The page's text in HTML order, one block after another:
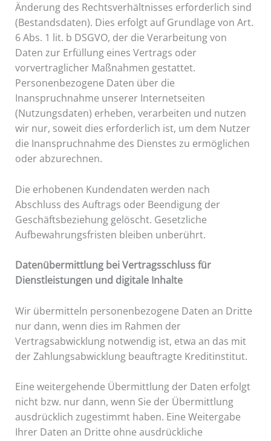
Änderung des Rechtsverhältnisses erforderlich sind
(Bestandsdaten). Dies erfolgt auf Grundlage von Art.
6 Abs. 1 lit. b DSGVO, der die Verarbeitung von
Daten zur Erfüllung eines Vertrags oder
vorvertraglicher Maßnahmen gestattet.
Personenbezogene Daten über die
Inanspruchnahme unserer Internetseiten
(Nutzungsdaten) erheben, verarbeiten und nutzen
wir nur, soweit dies erforderlich ist, um dem Nutzer
die Inanspruchnahme des Dienstes zu ermöglichen
oder abzurechnen.
Die erhobenen Kundendaten werden nach
Abschluss des Auftrags oder Beendigung der
Geschäftsbeziehung gelöscht. Gesetzliche
Aufbewahrungsfristen bleiben unberührt.
Datenübermittlung bei Vertragsschluss für
Dienstleistungen und digitale Inhalte
Wir übermitteln personenbezogene Daten an Dritte
nur dann, wenn dies im Rahmen der
Vertragsabwicklung notwendig ist, etwa an das mit
der Zahlungsabwicklung beauftragte Kreditinstitut.
Eine weitergehende Übermittlung der Daten erfolgt
nicht bzw. nur dann, wenn Sie der Übermittlung
ausdrücklich zugestimmt haben. Eine Weitergabe
Ihrer Daten an Dritte ohne ausdrückliche